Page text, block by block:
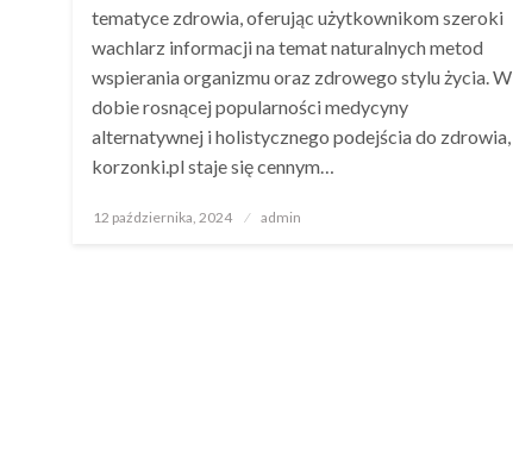
tematyce zdrowia, oferując użytkownikom szeroki
wachlarz informacji na temat naturalnych metod
wspierania organizmu oraz zdrowego stylu życia. W
dobie rosnącej popularności medycyny
alternatywnej i holistycznego podejścia do zdrowia,
korzonki.pl staje się cennym…
Opublikowane
12 października, 2024 admin